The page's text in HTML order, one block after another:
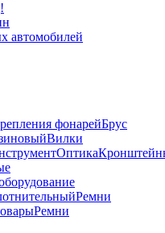
автомобилей
фонарейБрус
Вилки
Оптика
Ремни
Ремни